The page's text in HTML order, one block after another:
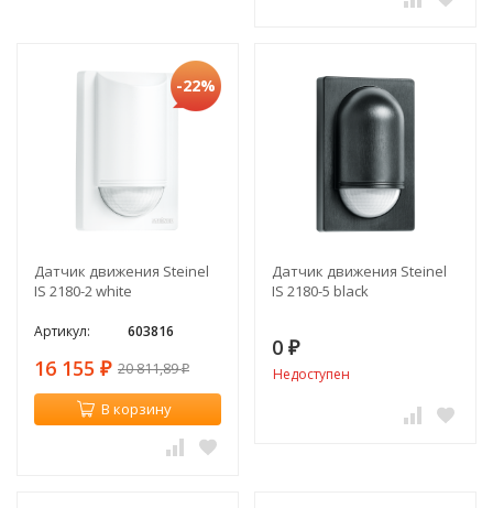
-22%
Датчик движения Steinel
IS 2180-2 white
Артикул: 603816
16 155 ₽ 20 811,89₽
В корзину
Датчик движения Steinel
IS 2180-5 black
0 ₽
Недоступен